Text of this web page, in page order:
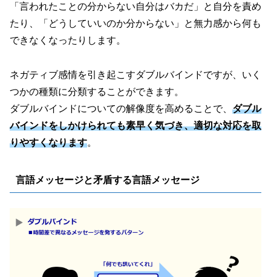
「言われたことの分からない自分はバカだ」と自分を責め
たり、「どうしていいのか分からない」と無力感から何も
できなくなったりします。
ネガティブ感情を引き起こすダブルバインドですが、いく
つかの種類に分類することができます。
ダブルバインドについての解像度を高めることで、 ダブル
バインドをしかけられても素早く気づき、適切な対応を取
りやすくなります。
言語メッセージと矛盾する言語メッセージ